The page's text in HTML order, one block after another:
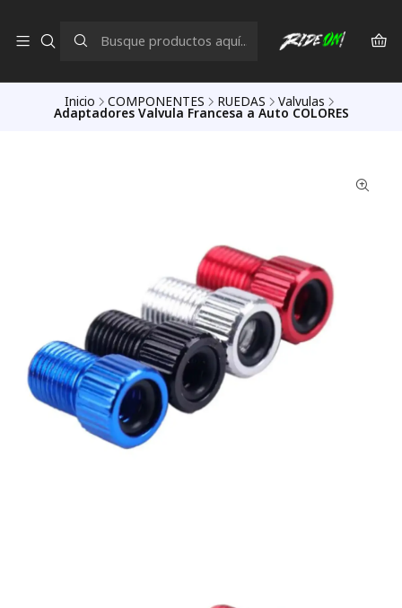
Inicio COMPONENTES RUEDAS Valvulas
Adaptadores Valvula Francesa a Auto COLORES